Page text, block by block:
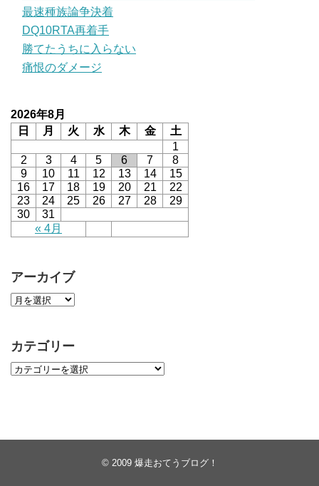
最速種族論争決着
DQ10RTA再着手
勝てたうちに入らない
痛恨のダメージ
2026年8月
日
月 火 水 木 金 土
« 4月
1
2
3 4 5 6 7
8
9
10 11 12 13 14
15
16
17 18 19 20 21
22
23
24 25 26 27 28
29
30
31
アーカイブ
カテゴリー
© 2009 爆走おてうブログ！